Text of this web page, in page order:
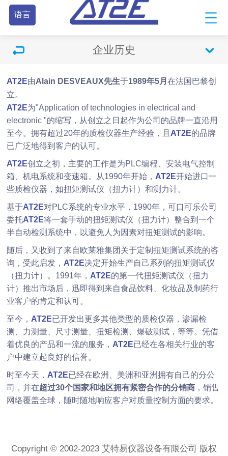
语言
企业历史
AT2E由Alain DESVEAUX先生于1989年5月在法国巴黎创
立。
AT2E为"Application of technologies in electrical and
electronic "的缩写，从创立之日起作为公司的品牌一直沿用
至今。拥有超过20年的质检仪器生产经验，且 AT2E的品牌
已广泛地得到客户的认可。
AT2E创立之初，主要的工作是为PLC编程、安装电气控制
箱、机电系统和变速箱。从1990年开始， AT2E开始进口一
些质检仪器，如扭矩测试仪（扭力计）和测力计。
基于AT2E对PLC系统的专业水平，1990年，可口可乐公司
委托AT2E将一套手动的扭矩测试仪（扭力计）整合到一个
半自动检测系统中，以避免人为因素对扭矩测试的影响。
随后，又收到了来自欧莱雅集团关于定制扭矩测试系统的咨
询，受此启发， AT2E决定开始生产自己系列的扭矩测试仪
（扭力计）。1991年， AT2E的第一代扭矩测试仪（扭力
计）推出市场后，迅即得到来自食品饮料、化妆品及制药行
业客户的肯定和认可。
至今， AT2E已开发出更多其他类型的质检仪器，渗漏检
测、力测量、尺寸测量、扭矩检测、爆破测试，等等。凭借
着优良的产品和一流的服务， AT2E已经在各相关行业的客
户中建立起良好的信誉。
时至今天， AT2E已经在欧洲、美洲和亚洲拥有自己的分公
司，并在超过30个国家和地区拥有紧密合作的分销商 ，销售
网络覆盖全球，随时随地响应客户对质量控制方面的要求。
Copyright © 2002-2023 艾特易仪器设备有限公司 版权